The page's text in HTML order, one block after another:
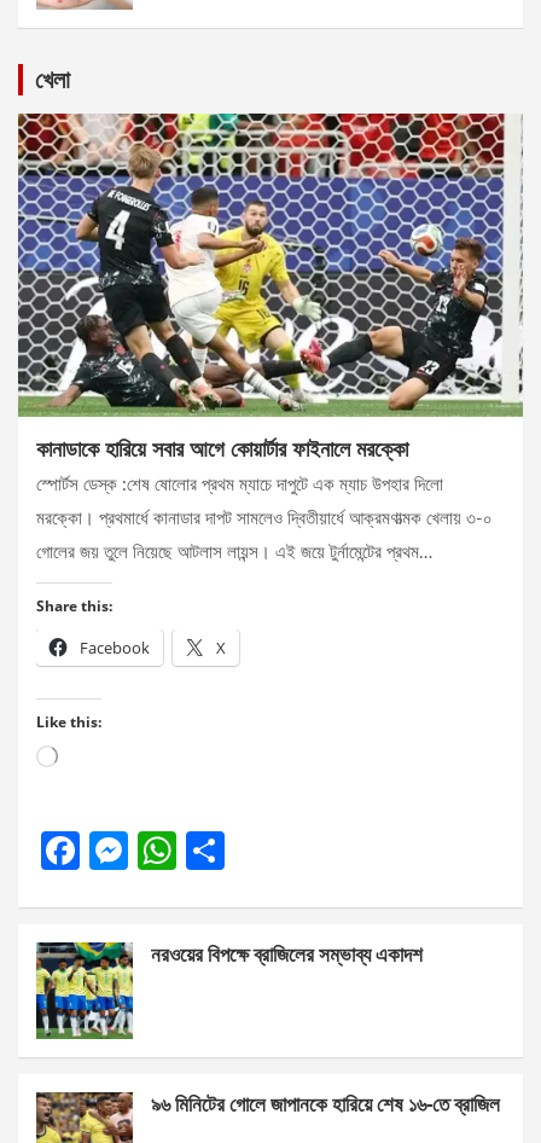
খেলা
কানাডাকে হারিয়ে সবার আগে কোয়ার্টার ফাইনালে মরক্কো
স্পোর্টস ডেস্ক :শেষ ষোলোর প্রথম ম্যাচে দাপুটে এক ম্যাচ উপহার দিলো
মরক্কো। প্রথমার্ধে কানাডার দাপট সামলেও দ্বিতীয়ার্ধে আক্রমণাত্মক খেলায় ৩-০
গোলের জয় তুলে নিয়েছে আটলাস লায়ন্স। এই জয়ে টুর্নামেন্টের প্রথম…
Share this:
Facebook X
Like this:
Loading…
F
b
o
o
k
M
n
g
er
W
s
p
e
নরওয়ের বিপক্ষে ব্রাজিলের সম্ভাব্য একাদশ
৯৬ মিনিটের গোলে জাপানকে হারিয়ে শেষ ১৬-তে ব্রাজিল